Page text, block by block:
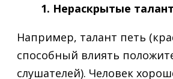
1. Нераскрытые
Например, талант петь
способный влиять
слушателей). Человек